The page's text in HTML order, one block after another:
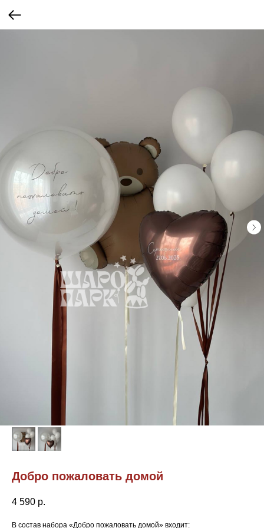
Добро пожаловать домой
4 590 р.
В состав набора «Добро пожаловать домой» входит: